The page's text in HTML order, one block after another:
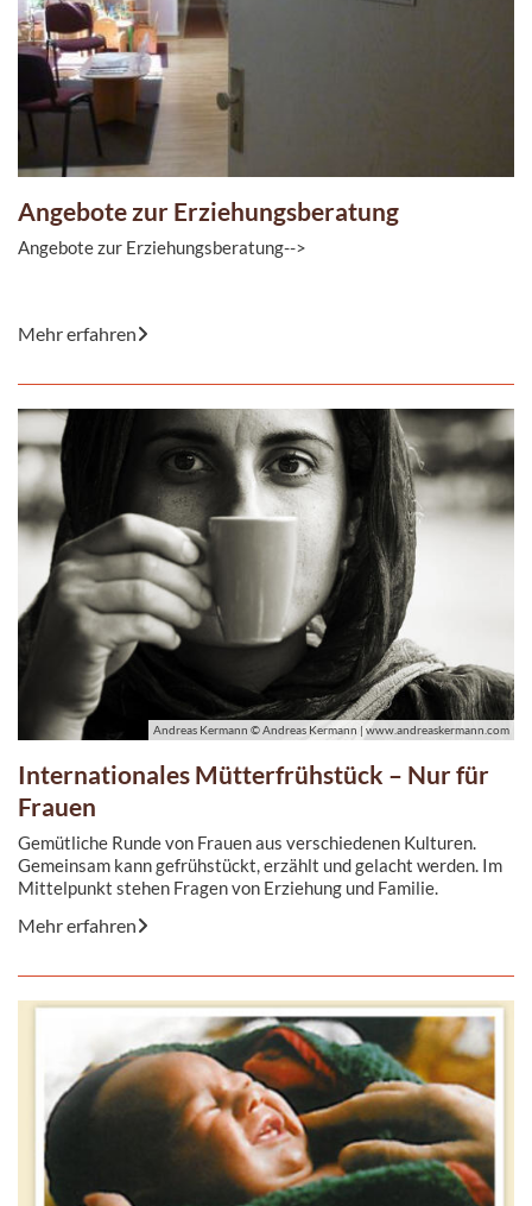
Angebote zur Erziehungsberatung
Angebote zur Erziehungsberatung-->
familia - Beratungsstelle Familien bei der Lösung von ...
Mehr erfahren
Internationales Mütterfrühstück – Nur für
Frauen
Gemütliche Runde von Frauen aus verschiedenen Kulturen.
Gemeinsam kann gefrühstückt, erzählt und gelacht werden. Im
Mittelpunkt stehen Fragen von Erziehung und Familie.
Mehr erfahren
Andreas Kermann © Andreas Kermann | www.andreaskermann.com